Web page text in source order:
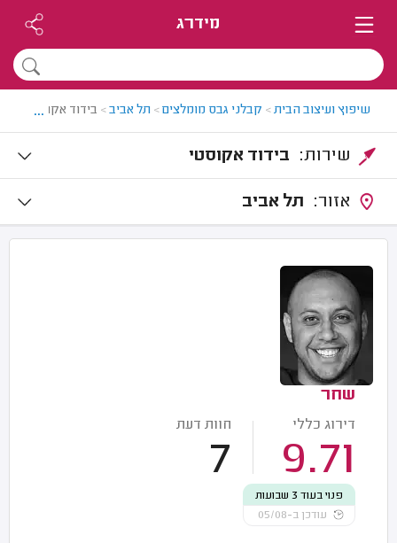
מידרג
שיפוץ ועיצוב הבית> קבלני גבס מומלצים> תל אביב> בידוד אקוסטי בתל
...
בידוד אקוסטי
תל אביב
שחר
דירוג כללי
9.71
חוות דעת
7
פנוי בעוד 3 שבועות
עודכן ב-05/08